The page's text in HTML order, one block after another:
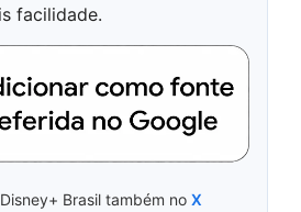
facilidade.
Brasil também no X